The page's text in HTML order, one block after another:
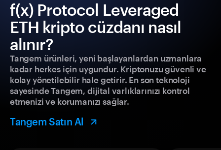
f(x) Protocol Leveraged
ETH kripto cüzdanı nasıl
alınır?
Tangem ürünleri, yeni başlayanlardan uzmanlara
kadar herkes için uygundur. Kriptonuzu güvenli ve
kolay yönetilebilir hale getirir. En son teknoloji
sayesinde Tangem, dijital varlıklarınızı kontrol
etmenizi ve korumanızı sağlar.
Tangem Satın Al